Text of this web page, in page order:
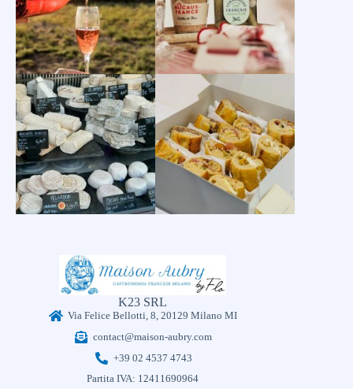
K23 SRL
Via Felice Bellotti, 8, 20129 Milano MI
contact@maison-aubry.com
+39 02 4537 4743
Partita IVA: 12411690964